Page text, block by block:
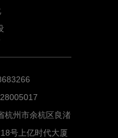
杭州市余杭区良渚
号上亿时代大厦